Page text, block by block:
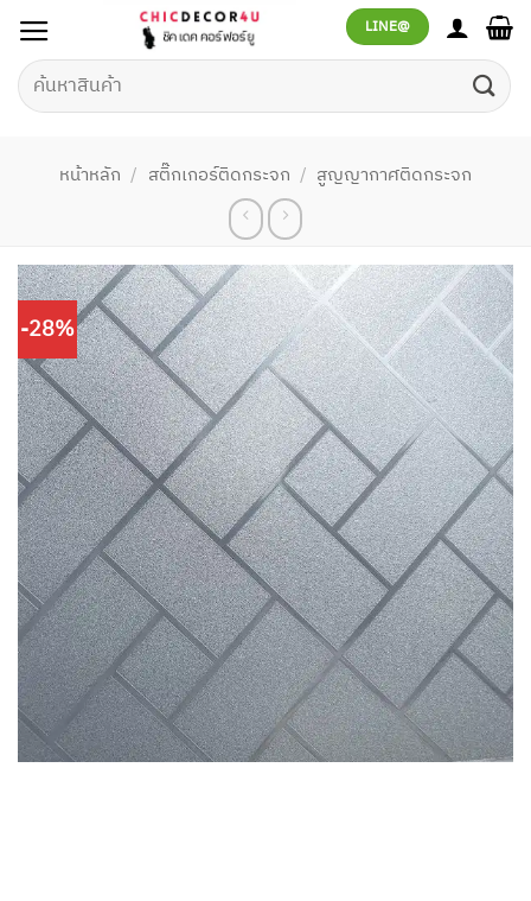
เนื้อหา
LINE@
ค้นหา:
หน้าหลัก / สติ๊กเกอร์ติดกระจก / สูญญากาศติดกระจก
-28%